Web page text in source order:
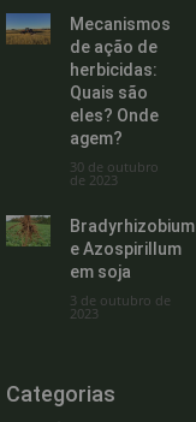
Mecanismos
de ação de
herbicidas:
Quais são
eles? Onde
agem?
30 de outubro
de 2023
Bradyrhizobium
e Azospirillum
em soja
3 de outubro de
2023
Categorias